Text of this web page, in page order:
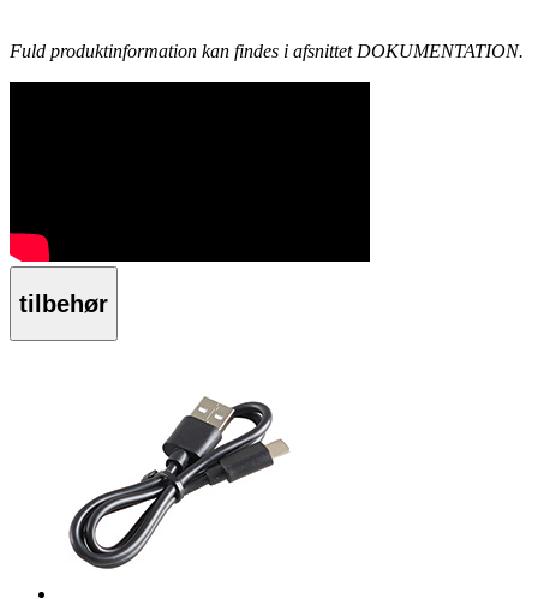
Fuld produktinformation kan findes i afsnittet DOKUMENTATION.
tilbehør